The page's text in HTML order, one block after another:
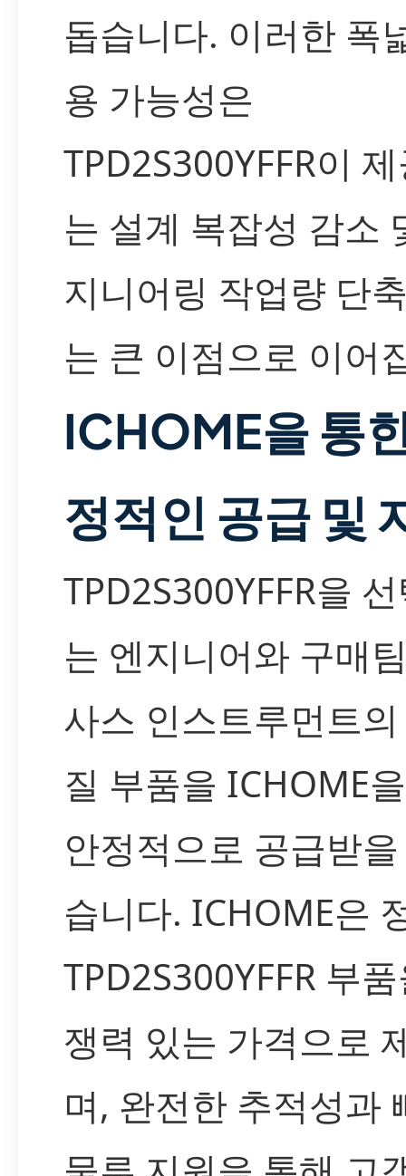
돕습니다. 이러한 폭
용 가능성은
TPD2S300YFFR이
는 설계 복잡성 감소
지니어링 작업량 단
는 큰 이점으로 이어
ICHOME을 통
정적인 공급 및
TPD2S300YFFR을
는 엔지니어와 구매
사스 인스트루먼트
질 부품을 ICHOME
안정적으로 공급받
습니다. ICHOME은
TPD2S300YFFR 부
쟁력 있는 가격으로
며, 완전한 추적성과